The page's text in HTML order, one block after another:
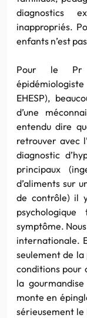
diagnostics
inappropriés.
enfants n’est
Pour le Pr
épidémiologiste
EHESP),
d’une
entendu dire
retrouver avec
diagnostic
principaux
d’aliments sur
de contrôle) il
symptôme.
internationale.
seulement de
conditions pour
la
monte en
sérieusement le